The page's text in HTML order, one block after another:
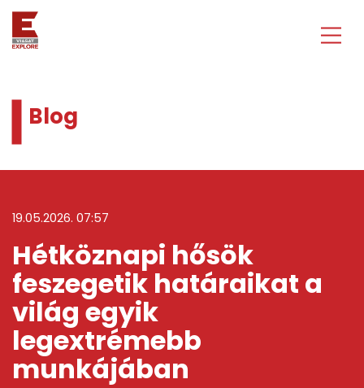
Blog
19.05.2026. 07:57
Hétköznapi hősök
feszegetik határaikat a
világ egyik
legextrémebb
munkájában